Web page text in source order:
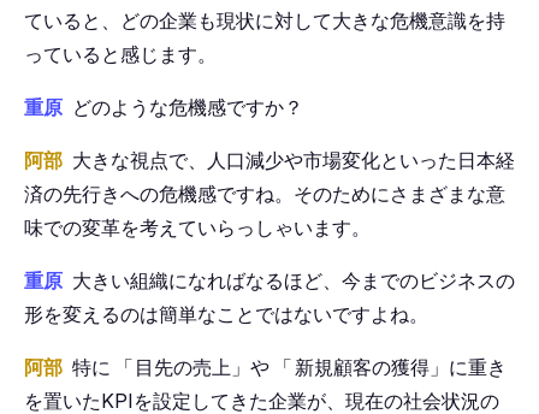
ていると、どの企業も現状に対して大きな危機意識を持
っていると感じます。
重原 どのような危機感ですか？
阿部 大きな視点で、人口減少や市場変化といった日本経
済の先行きへの危機感ですね。そのためにさまざまな意
味での変革を考えていらっしゃいます。
重原 大きい組織になればなるほど、今までのビジネスの
形を変えるのは簡単なことではないですよね。
阿部 特に 「 目先の売上」や 「 新規顧客の獲得」に重き
を置いたKPIを設定してきた企業が、現在の社会状況の